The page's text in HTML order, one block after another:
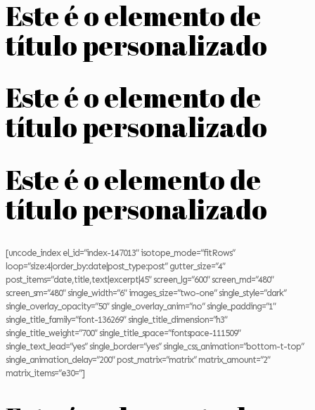
Este é o elemento de
título personalizado
Este é o elemento de
título personalizado
Este é o elemento de
título personalizado
[uncode_index el_id=”index-147013″ isotope_mode=”fitRows”
loop=”size:4|order_by:date|post_type:post” gutter_size=”4″
post_items=”date,title,text|excerpt|45″ screen_lg=”600″ screen_md=”480″
screen_sm=”480″ single_width=”6″ images_size=”two-one” single_style=”dark”
single_overlay_opacity=”50″ single_overlay_anim=”no” single_padding=”1″
single_title_family=”font-136269″ single_title_dimension=”h3″
single_title_weight=”700″ single_title_space=”fontspace-111509″
single_text_lead=”yes” single_border=”yes” single_css_animation=”bottom-t-top”
single_animation_delay=”200″ post_matrix=”matrix” matrix_amount=”2″
matrix_items=”e30=”]